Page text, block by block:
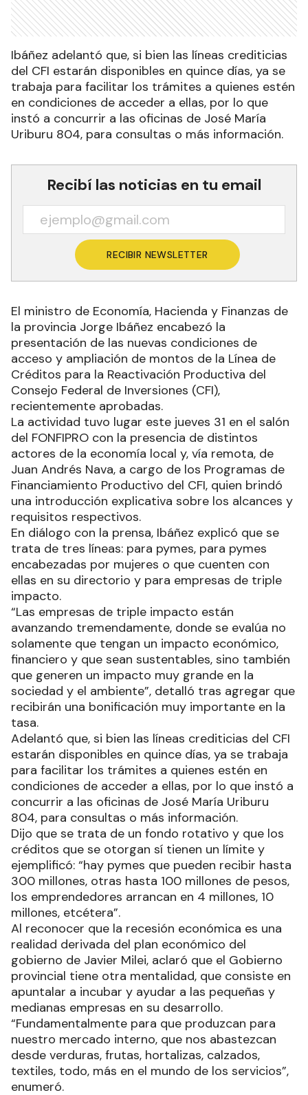
Ibáñez adelantó que, si bien las líneas crediticias
del CFI estarán disponibles en quince días, ya se
trabaja para facilitar los trámites a quienes estén
en condiciones de acceder a ellas, por lo que
instó a concurrir a las oficinas de José María
Uriburu 804, para consultas o más información.
Recibí las noticias en tu email
RECIBIR NEWSLETTER
El ministro de Economía, Hacienda y Finanzas de
la provincia Jorge Ibáñez encabezó la
presentación de las nuevas condiciones de
acceso y ampliación de montos de la Línea de
Créditos para la Reactivación Productiva del
Consejo Federal de Inversiones (CFI),
recientemente aprobadas.
La actividad tuvo lugar este jueves 31 en el salón
del FONFIPRO con la presencia de distintos
actores de la economía local y, vía remota, de
Juan Andrés Nava, a cargo de los Programas de
Financiamiento Productivo del CFI, quien brindó
una introducción explicativa sobre los alcances y
requisitos respectivos.
En diálogo con la prensa, Ibáñez explicó que se
trata de tres líneas: para pymes, para pymes
encabezadas por mujeres o que cuenten con
ellas en su directorio y para empresas de triple
impacto.
“Las empresas de triple impacto están
avanzando tremendamente, donde se evalúa no
solamente que tengan un impacto económico,
financiero y que sean sustentables, sino también
que generen un impacto muy grande en la
sociedad y el ambiente”, detalló tras agregar que
recibirán una bonificación muy importante en la
tasa.
Adelantó que, si bien las líneas crediticias del CFI
estarán disponibles en quince días, ya se trabaja
para facilitar los trámites a quienes estén en
condiciones de acceder a ellas, por lo que instó a
concurrir a las oficinas de José María Uriburu
804, para consultas o más información.
Dijo que se trata de un fondo rotativo y que los
créditos que se otorgan sí tienen un límite y
ejemplificó: “hay pymes que pueden recibir hasta
300 millones, otras hasta 100 millones de pesos,
los emprendedores arrancan en 4 millones, 10
millones, etcétera”.
Al reconocer que la recesión económica es una
realidad derivada del plan económico del
gobierno de Javier Milei, aclaró que el Gobierno
provincial tiene otra mentalidad, que consiste en
apuntalar a incubar y ayudar a las pequeñas y
medianas empresas en su desarrollo.
“Fundamentalmente para que produzcan para
nuestro mercado interno, que nos abastezcan
desde verduras, frutas, hortalizas, calzados,
textiles, todo, más en el mundo de los servicios”,
enumeró.